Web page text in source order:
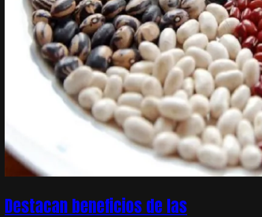
Destacan beneficios de las